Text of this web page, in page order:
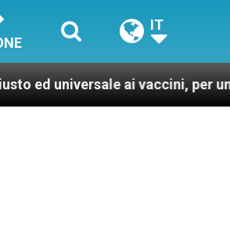
IT
ai vaccini, per un mondo più